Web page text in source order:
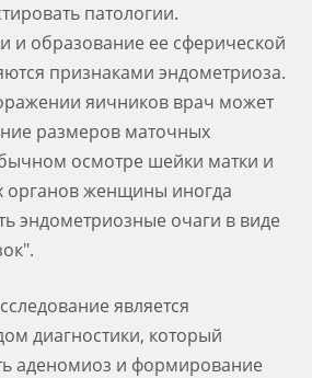
патологии.
и образование ее сферической
признаками эндометриоза.
яичников врач может
размеров маточных
осмотре шейки матки и
органов женщины иногда
эндометриозные очаги в виде
является
диагностики, который
аденомиоз и формирование